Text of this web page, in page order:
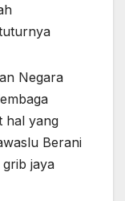
Negara
hal yang
Berani
jaya